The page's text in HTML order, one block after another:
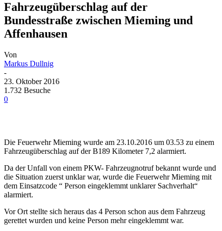
Fahrzeugüberschlag auf der
Bundesstraße zwischen Mieming und
Affenhausen
Von
Markus Dullnig
-
23. Oktober 2016
1.732 Besuche
0
Die Feuerwehr Mieming wurde am 23.10.2016 um 03.53 zu einem
Fahrzeugüberschlag auf der B189 Kilometer 7,2 alarmiert.
Da der Unfall von einem PKW- Fahrzeugnotruf bekannt wurde und
die Situation zuerst unklar war, wurde die Feuerwehr Mieming mit
dem Einsatzcode “ Person eingeklemmt unklarer Sachverhalt“
alarmiert.
Vor Ort stellte sich heraus das 4 Person schon aus dem Fahrzeug
gerettet wurden und keine Person mehr eingeklemmt war.